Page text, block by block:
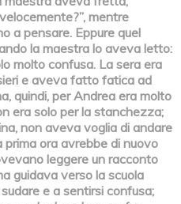
mentre
a pensare. Eppure quel
la maestra lo aveva letto:
molto confusa. La sera era
e aveva fatto fatica ad
quindi, per Andrea era molto
era solo per la stanchezza;
non aveva voglia di andare
prima ora avrebbe di nuovo
leggere un racconto
guidava verso la scuola
e a sentirsi confusa;